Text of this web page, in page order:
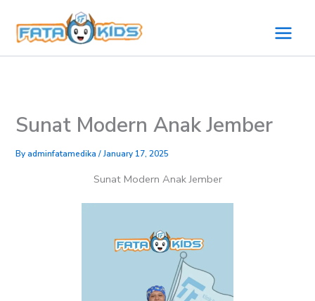
content
Sunat Modern Anak Jember
Byadminfatamedika/January 17, 2025
Sunat Modern Anak Jember